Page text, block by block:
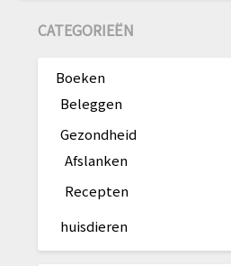
CATEGORIEËN
Boeken
Beleggen
Gezondheid
Afslanken
Recepten
huisdieren